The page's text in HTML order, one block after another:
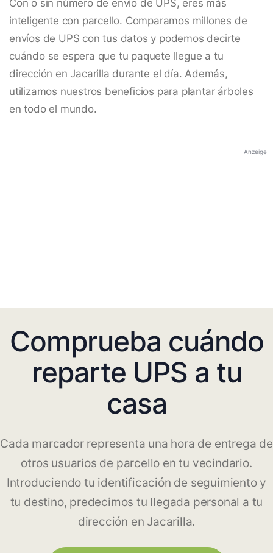
Con o sin número de envío de UPS, eres más
inteligente con parcello. Comparamos millones de
envíos de UPS con tus datos y podemos decirte
cuándo se espera que tu paquete llegue a tu
dirección en Jacarilla durante el día. Además,
utilizamos nuestros beneficios para plantar árboles
en todo el mundo.
Anzeige
Comprueba cuándo
reparte UPS a tu
casa
Cada marcador representa una hora de entrega de
otros usuarios de parcello en tu vecindario.
Introduciendo tu identificación de seguimiento y
tu destino, predecimos tu llegada personal a tu
dirección en Jacarilla.